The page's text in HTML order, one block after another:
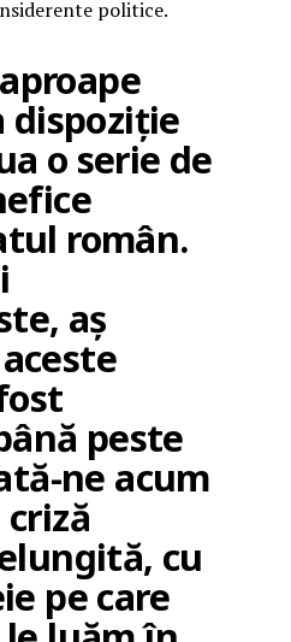
politice.
dispoziție
o serie de
român.
aș
peste
ne acum
cu
pe care